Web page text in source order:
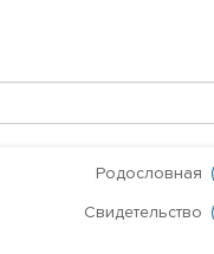
Родословная
Свидетельство